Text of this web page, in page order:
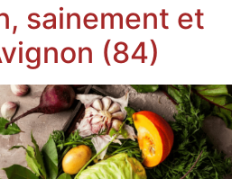
sainement et
(84)